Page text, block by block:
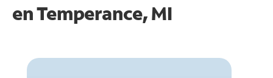
enTemperance, MI